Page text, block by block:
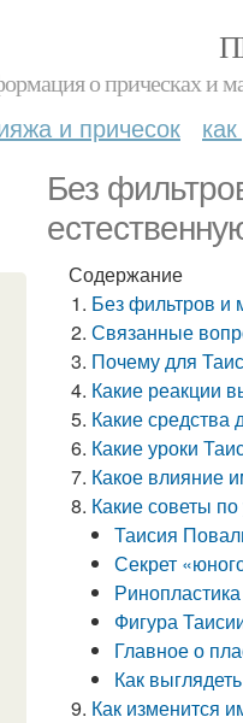
о прическах и
и причесок
Без
Содержание
Без фильтров и
Связанные
Почему для
Какие реакции
Какие средства
Какие уроки
Какое влияние
Какие советы
Таисия
Секрет
Фигура
Главное о
Как
Как изменится